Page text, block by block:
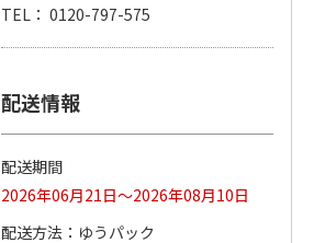
TEL： 0120-797-575
配送情報
配送期間
2026年06月21日～2026年08月10日
配送方法
ゆうパック